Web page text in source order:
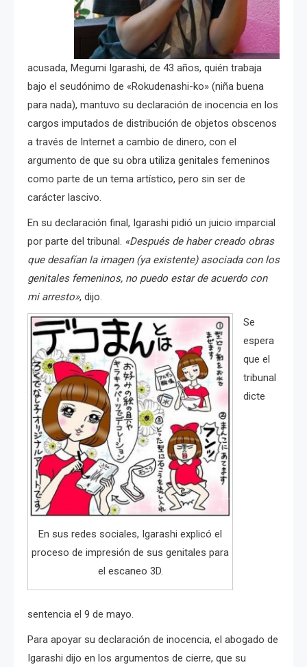
acusada, Megumi Igarashi, de 43 años, quién trabaja
bajo el seudónimo de «Rokudenashi-ko» (niña buena
para nada), mantuvo su declaración de inocencia en los
cargos imputados de distribución de objetos obscenos
a través de Internet a cambio de dinero, con el
argumento de que su obra utiliza genitales femeninos
como parte de un tema artístico, pero sin ser de
carácter lascivo.
En su declaración final, Igarashi pidió un juicio imparcial
por parte del tribunal. «Después de haber creado obras
que desafían la imagen (ya existente) asociada con los
genitales femeninos, no puedo estar de acuerdo con
mi arresto», dijo.
En sus redes sociales, Igarashi explicó el
proceso de impresión de sus genitales para
el escaneo 3D.
Se
espera
que el
tribunal
dicte
sentencia el 9 de mayo.
Para apoyar su declaración de inocencia, el abogado de
Igarashi dijo en los argumentos de cierre, que su